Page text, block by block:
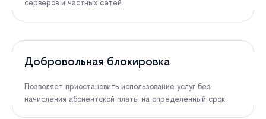
серверов и частных сетей
Добровольная блокировка
Позволяет приостановить использование услуг без
начисления абонентской платы на определенный срок